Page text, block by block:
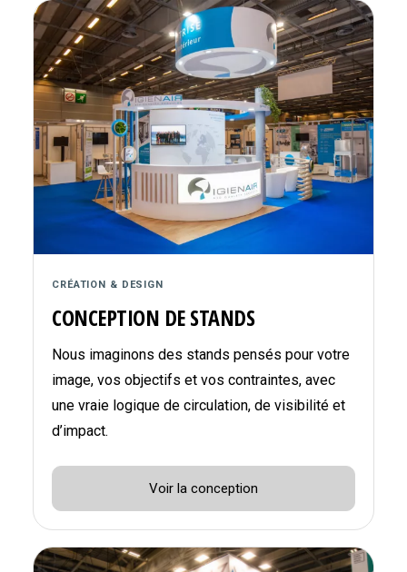
CRÉATION & DESIGN
CONCEPTION DE STANDS
Nous imaginons des stands pensés pour votre
image, vos objectifs et vos contraintes, avec
une vraie logique de circulation, de visibilité et
d’impact.
Voir la conception